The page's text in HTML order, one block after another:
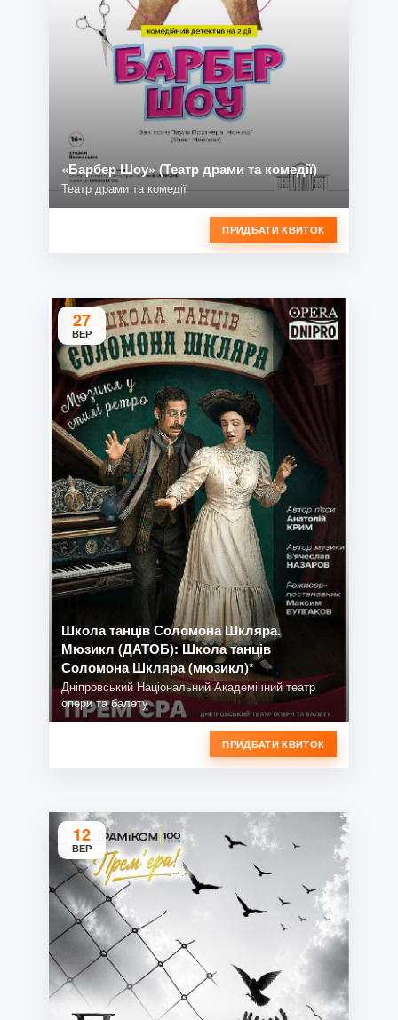
«Барбер Шоу» (Театр драми та комедії)
Театр драми та комедії
ПРИДБАТИ КВИТОК
27
ВЕР
Школа танців Соломона Шкляра.
Мюзикл (ДАТОБ): Школа танців
Соломона Шкляра (мюзикл)*
Дніпровський Національний Академічний театр
опери та балету
ПРИДБАТИ КВИТОК
12
ВЕР